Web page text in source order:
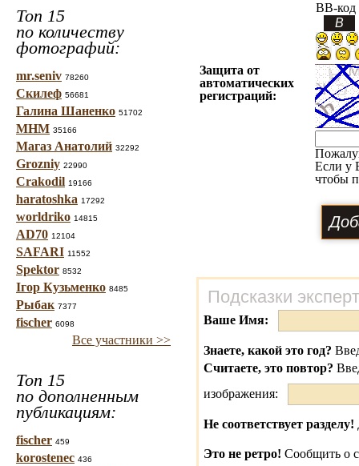
Топ 15
по количеству
фотографий:
mr.seniv 78260
Скилеф 56681
Галина Шаненко 51702
МНМ 35166
Магаз Анатолий 32292
Grozniy 22990
Crakodil 19166
haratoshka 17292
worldriko 14815
AD70 12104
SAFARI 11552
Spektor 8532
Ігор Кузьменко 8485
Рыбак 7377
fischer 6098
Все участники >>
Топ 15
по дополненным
публикациям:
fischer 459
korostenec 436
BB-код
Защита от
автоматических
регистраций:
Если у
чтобы
Подсказки
Ваше Имя:
Знаете, какой это год?
Считаете, это повтор?
изображения:
Не соответствует разделу!
Это не ретро! Сообщить о